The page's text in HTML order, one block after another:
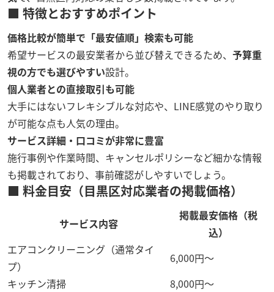
■ 特徴とおすすめポイント
価格比較が簡単で「最安値順」検索も可能
希望サービスの最安業者から並び替えできるため、 予算重
視の方でも選びやすい設計。
個人業者との直接取引も可能
大手にはないフレキシブルな対応や、LINE感覚のやり取り
が可能な点も人気の理由。
サービス詳細・口コミが非常に豊富
施行事例や作業時間、キャンセルポリシーなど細かな情報
も掲載されており、事前確認がしやすいでしょう。
■ 料金目安（目黒区対応業者の掲載価格）
サービス内容
掲載最安価格（税
込）
エアコンクリーニング（通常タイ
プ）
6,000円〜
キッチン清掃
8,000円〜